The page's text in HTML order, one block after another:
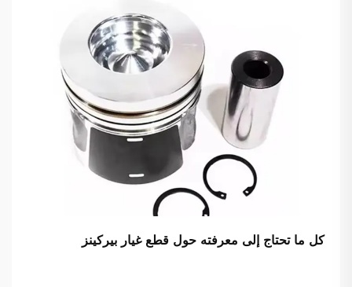
كل ما تحتاج إلى معرفته حول قطع غيار بيركينز